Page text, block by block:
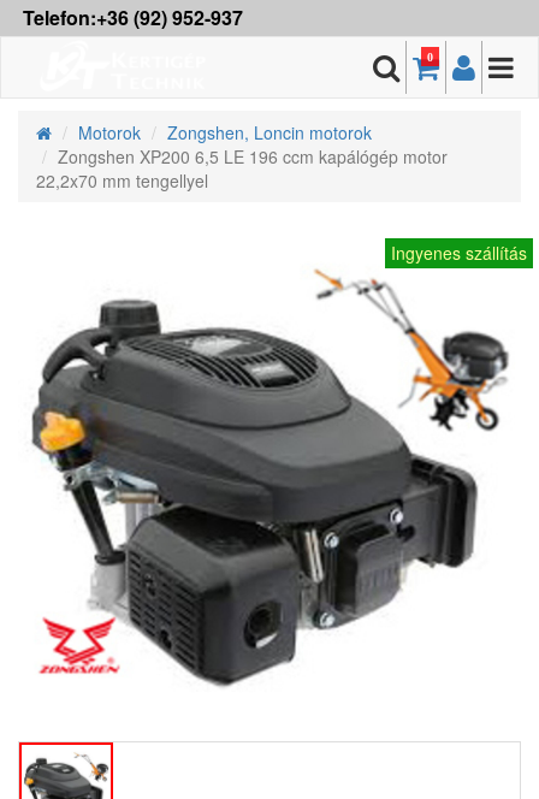
Telefon:+36 (92) 952-937
0
Motorok
Zongshen, Loncin motorok
Zongshen XP200 6,5 LE 196 ccm kapálógép motor
22,2x70 mm tengellyel
Ingyenes szállítás